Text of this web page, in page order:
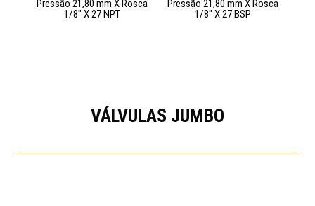
Pressão 21,80 mm X Rosca
1/8″ X 27 NPT
Pressão 21,80 mm X Rosca
1/8″ X 27 BSP
VÁLVULAS JUMBO